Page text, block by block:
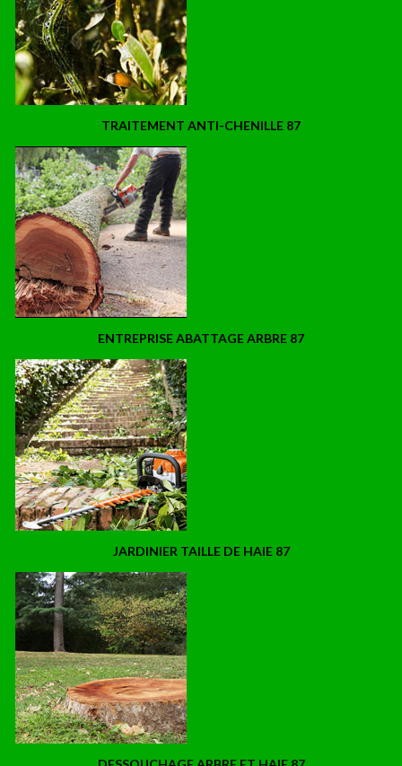
TRAITEMENT ANTI-CHENILLE 87
ENTREPRISE ABATTAGE ARBRE 87
JARDINIER TAILLE DE HAIE 87